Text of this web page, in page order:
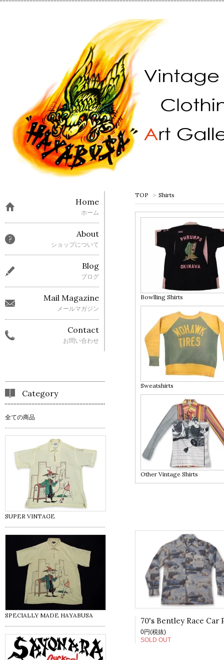
TOP > Shirts
Bowlling Shirts
Sweatshirts
Other Vintage Shirts
0円(税抜)
SOLD OUT
Home
ホーム
About
ショップについて
Blog
ブログ
Mail Magazine
メールマガジン
Contact
お問い合わせ
Category
全ての商品
SUPER VINTAGE
SPECIALLY MADE HAYABUSA